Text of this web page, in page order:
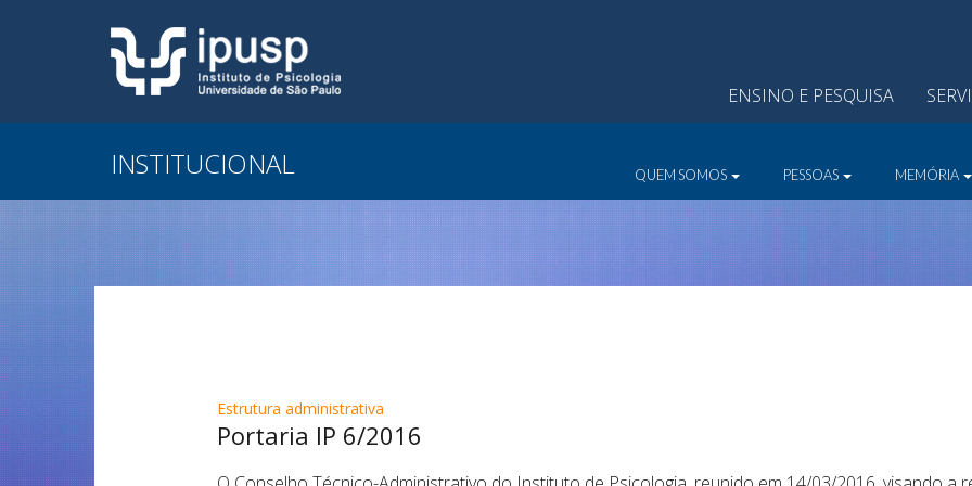
ENSINO E PESQUISA
INSTITUCIONAL QUEM SOMOS PESSOAS MEMÓRIA
Estrutura administrativa
Portaria IP 6/2016